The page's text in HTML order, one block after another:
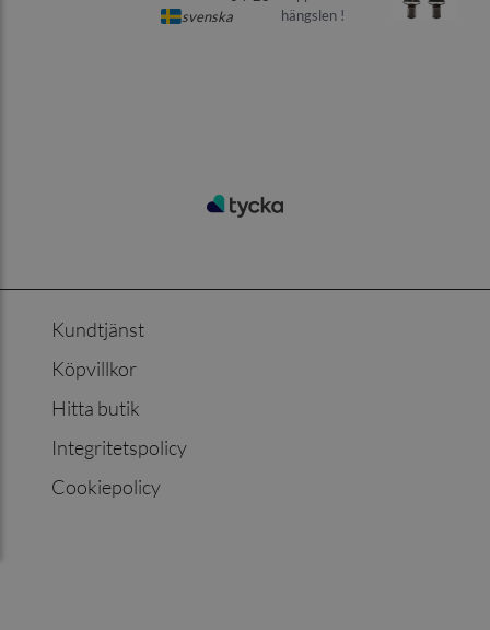
Kundtjänst
Köpvillkor
Hitta butik
Integritetspolicy
Cookiepolicy